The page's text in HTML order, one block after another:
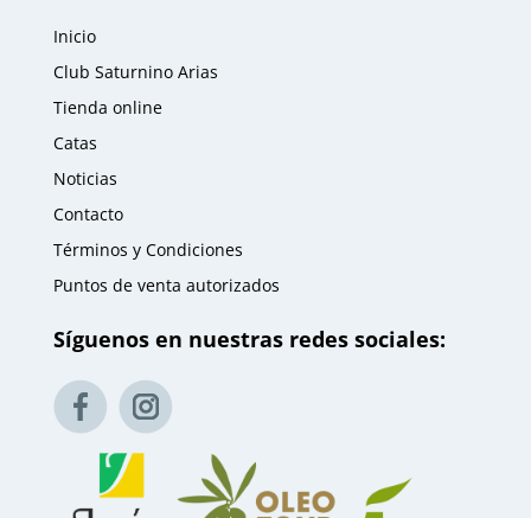
Inicio
Club Saturnino Arias
Tienda online
Catas
Noticias
Contacto
Términos y Condiciones
Puntos de venta autorizados
Síguenos en nuestras redes sociales: